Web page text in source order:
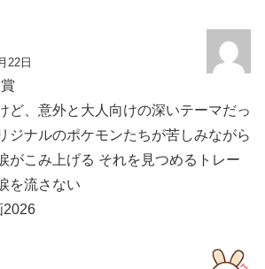
22日
ど、意外と大人向けの深いテーマだっ
ジナルのポケモンたちが苦しみながら
がこみ上げる それを見つめるトレー
を流さない
2026